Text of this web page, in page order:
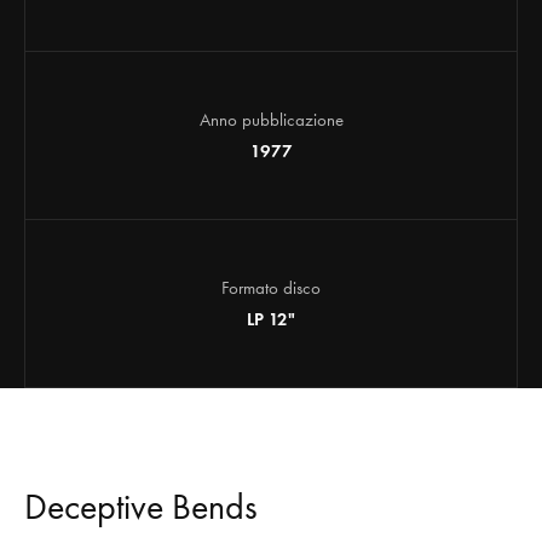
Anno pubblicazione
1977
Formato disco
LP 12"
Deceptive Bends